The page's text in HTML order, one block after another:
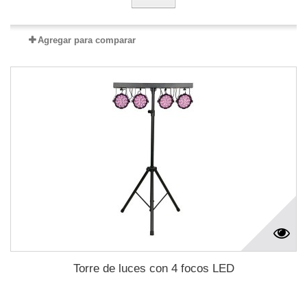
Agregar para comparar
Torre de luces con 4 focos LED